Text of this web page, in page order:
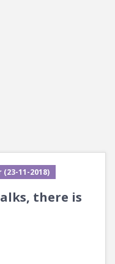
(23-11-2018)
there is